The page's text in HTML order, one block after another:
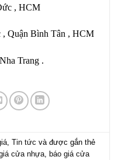
, HCM
Quận Bình Tân , HCM
Trang .
, Tin tức và được gắn thẻ
cửa nhựa báo giá cửa